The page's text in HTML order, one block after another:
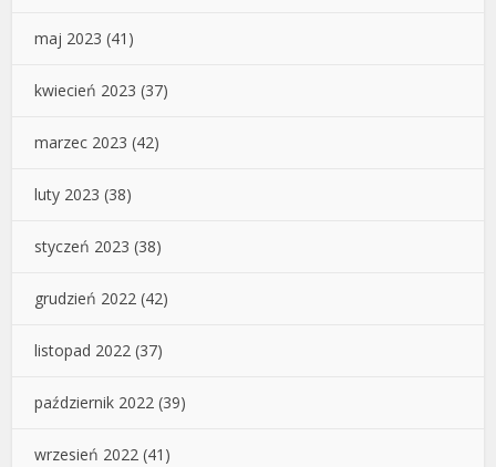
maj 2023 (41)
kwiecień 2023 (37)
marzec 2023 (42)
luty 2023 (38)
styczeń 2023 (38)
grudzień 2022 (42)
listopad 2022 (37)
październik 2022 (39)
wrzesień 2022 (41)